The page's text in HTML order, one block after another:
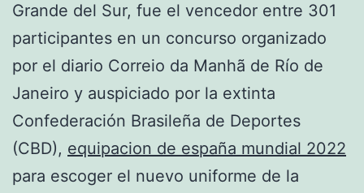
Grande del Sur, fue el vencedor entre 301
participantes en un concurso organizado
por el diario Correio da Manhã de Río de
Janeiro y auspiciado por la extinta
Confederación Brasileña de Deportes
(CBD), equipacion de españa mundial 2022
para escoger el nuevo uniforme de la